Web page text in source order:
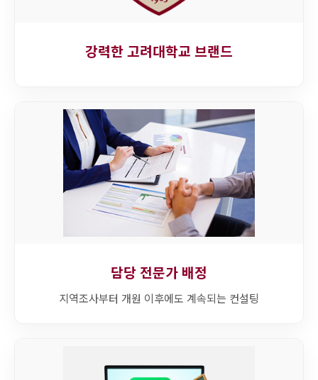
강력한 고려대학교 브랜드
담당 전문가 배정
지역조사부터 개원 이후에도 계속되는 컨설팅